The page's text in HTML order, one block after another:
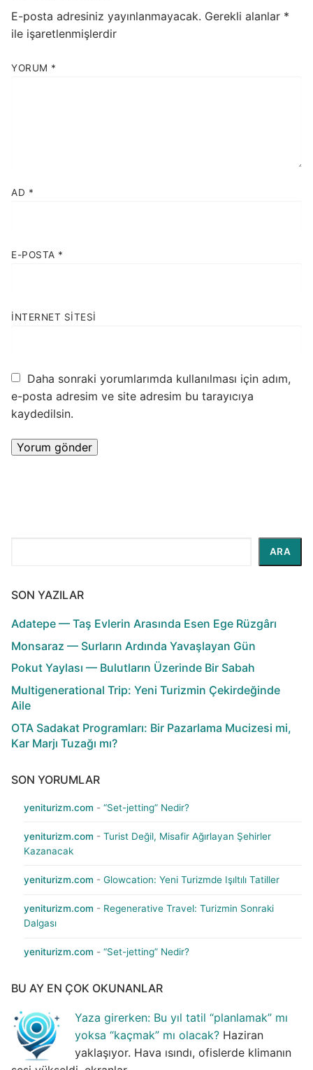
E-posta adresiniz yayınlanmayacak. Gerekli alanlar *
ile işaretlenmişlerdir
YORUM *
AD *
E-POSTA *
İNTERNET SITESI
Daha sonraki yorumlarımda kullanılması için adım,
e-posta adresim ve site adresim bu tarayıcıya
kaydedilsin.
ARA
SON YAZILAR
Adatepe — Taş Evlerin Arasında Esen Ege Rüzgârı
Monsaraz — Surların Ardında Yavaşlayan Gün
Pokut Yaylası — Bulutların Üzerinde Bir Sabah
Multigenerational Trip: Yeni Turizmin Çekirdeğinde
Aile
OTA Sadakat Programları: Bir Pazarlama Mucizesi mi,
Kar Marjı Tuzağı mı?
SON YORUMLAR
yeniturizm.com - “Set-jetting” Nedir?
yeniturizm.com - Turist Değil, Misafir Ağırlayan Şehirler
Kazanacak
yeniturizm.com - Glowcation: Yeni Turizmde Işıltılı Tatiller
yeniturizm.com - Regenerative Travel: Turizmin Sonraki
Dalgası
yeniturizm.com - “Set-jetting” Nedir?
BU AY EN ÇOK OKUNANLAR
Yaza girerken: Bu yıl tatil “planlamak” mı
yoksa “kaçmak” mı olacak? Haziran
yaklaşıyor. Hava ısındı, ofislerde klimanın